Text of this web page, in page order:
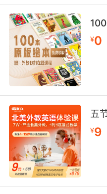
7岁英语学习的方式如
一是母语式的学习环境
7岁孩子学习英语不一
标都是可以的，重要
家长们可以在家多播
言，这样他们就可以
门语言了。
二是感官式的学习方法
老师或者是家长可以
¥0
五
¥9